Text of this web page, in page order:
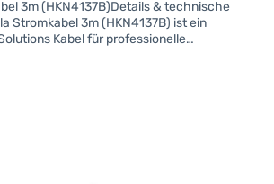
3m (HKN4137B)Details & technische
Stromkabel 3m (HKN4137B) ist ein
Kabel für professionelle
garantiert es optimale